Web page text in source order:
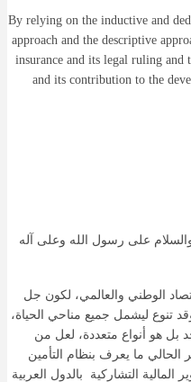
By relying on the inductive and
approach and the descriptive
insurance and its legal ruling and
and its contribution to the
على رسول الله وعلى آله
الوطني والعالمي، لكون جل
تنوع ليشمل جميع مناحي الحياة،
بل هو أنواع متعددة، لعل من
ما يعرف بنظام التأمين
المالية التشاركية بالدول العربية